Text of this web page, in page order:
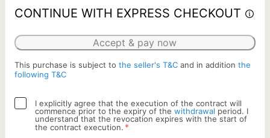
CONTINUE WITH EXPRESS CHECKOUT
Accept & pay now
This purchase is subject to the seller's T&C and in addition the
following T&C
I explicitly agree that the execution of the contract will
commence prior to the expiry of the withdrawal period. I
understand that the revocation expires with the start of
the contract execution. *